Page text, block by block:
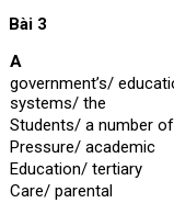
Bài 3
A
government’s/
systems/ the
Students/ a number of
Pressure/ academic
Education/ tertiary
Care/ parental